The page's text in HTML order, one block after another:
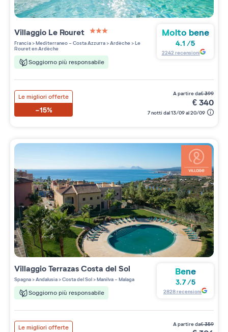
Villaggio Le Rouret
3 étoiles sur 5
Francia>Mediterraneo - Costa Azzurra>Ardèche>Le
Rouret en Ardèche
Soggiorno più responsabile
Molto bene
4.1 /5
2242 recensioni
Le migliori offerte
-15%
a partire da€399
€340
7 notti dal 13/09 al 20/09
VillaggioTerrazas Costa del Sol
Spagna>Andalusia>Costa del Sol>Manilva - Malaga
Soggiorno più responsabile
Bene
3.7/5
2828recensioni
Le migliori offerte a partire da€359